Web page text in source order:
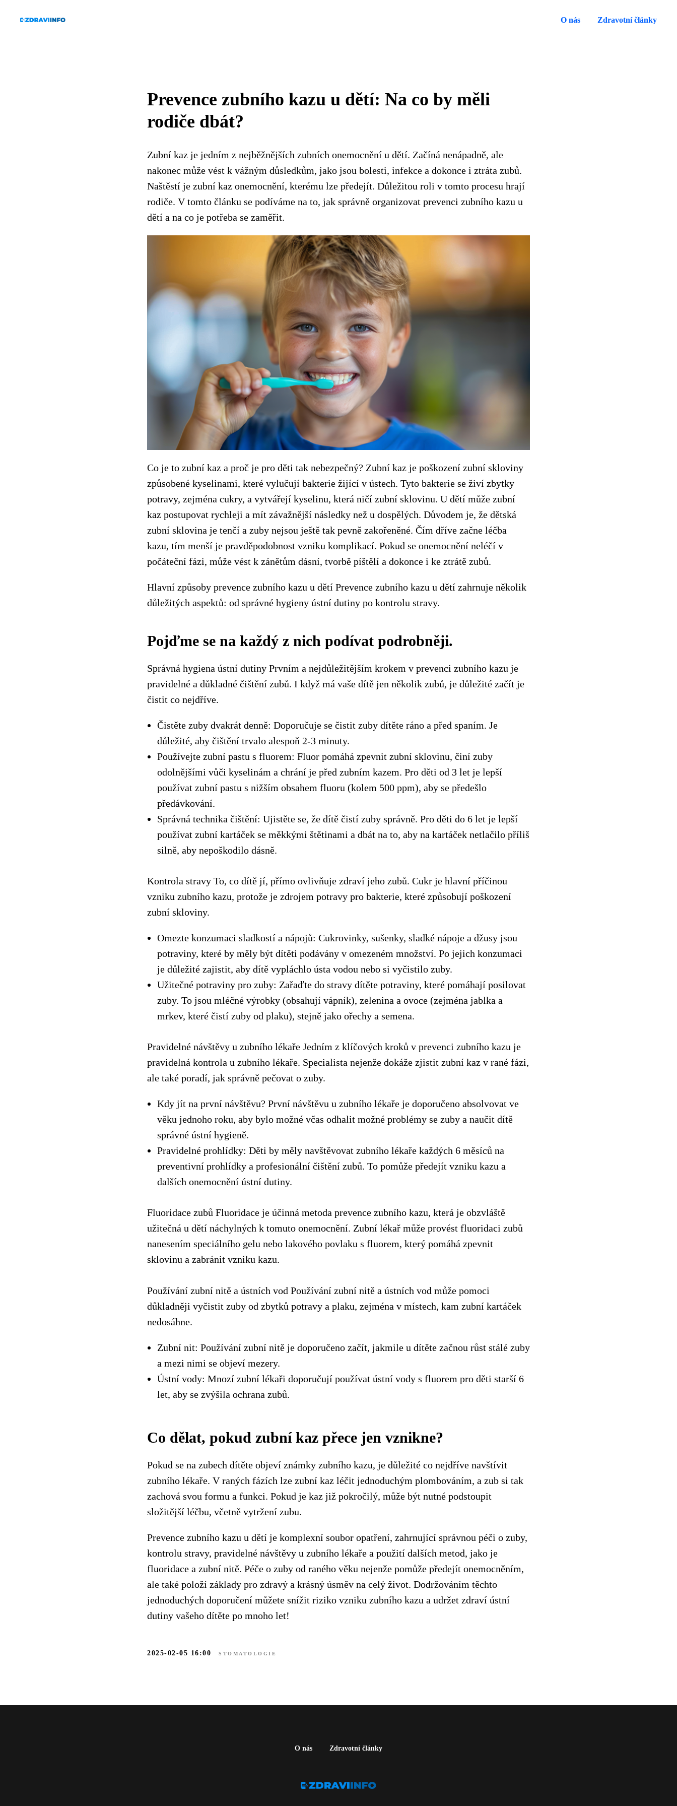
O nás Zdravotní články
Prevence zubního kazu u dětí: Na co by měli
rodiče dbát?
Zubní kaz je jedním z nejběžnějších zubních onemocnění u dětí. Začíná nenápadně, ale
nakonec může vést k vážným důsledkům, jako jsou bolesti, infekce a dokonce i ztráta zubů.
Naštěstí je zubní kaz onemocnění, kterému lze předejít. Důležitou roli v tomto procesu hrají
rodiče. V tomto článku se podíváme na to, jak správně organizovat prevenci zubního kazu u
dětí a na co je potřeba se zaměřit.
Co je to zubní kaz a proč je pro děti tak nebezpečný? Zubní kaz je poškození zubní skloviny
způsobené kyselinami, které vylučují bakterie žijící v ústech. Tyto bakterie se živí zbytky
potravy, zejména cukry, a vytvářejí kyselinu, která ničí zubní sklovinu. U dětí může zubní
kaz postupovat rychleji a mít závažnější následky než u dospělých. Důvodem je, že dětská
zubní sklovina je tenčí a zuby nejsou ještě tak pevně zakořeněné. Čím dříve začne léčba
kazu, tím menší je pravděpodobnost vzniku komplikací. Pokud se onemocnění neléčí v
počáteční fázi, může vést k zánětům dásní, tvorbě píštělí a dokonce i ke ztrátě zubů.
Hlavní způsoby prevence zubního kazu u dětí Prevence zubního kazu u dětí zahrnuje několik
důležitých aspektů: od správné hygieny ústní dutiny po kontrolu stravy.
Pojďme se na každý z nich podívat podrobněji.
Správná hygiena ústní dutiny Prvním a nejdůležitějším krokem v prevenci zubního kazu je
pravidelné a důkladné čištění zubů. I když má vaše dítě jen několik zubů, je důležité začít je
čistit co nejdříve.
Čistěte zuby dvakrát denně: Doporučuje se čistit zuby dítěte ráno a před spaním. Je
důležité, aby čištění trvalo alespoň 2-3 minuty.
Používejte zubní pastu s fluorem: Fluor pomáhá zpevnit zubní sklovinu, činí zuby
odolnějšími vůči kyselinám a chrání je před zubním kazem. Pro děti od 3 let je lepší
používat zubní pastu s nižším obsahem fluoru (kolem 500 ppm), aby se předešlo
předávkování.
Správná technika čištění: Ujistěte se, že dítě čistí zuby správně. Pro děti do 6 let je lepší
používat zubní kartáček se měkkými štětinami a dbát na to, aby na kartáček netlačilo příliš
silně, aby nepoškodilo dásně.
Kontrola stravy To, co dítě jí, přímo ovlivňuje zdraví jeho zubů. Cukr je hlavní příčinou
vzniku zubního kazu, protože je zdrojem potravy pro bakterie, které způsobují poškození
zubní skloviny.
Omezte konzumaci sladkostí a nápojů: Cukrovinky, sušenky, sladké nápoje a džusy jsou
potraviny, které by měly být dítěti podávány v omezeném množství. Po jejich konzumaci
je důležité zajistit, aby dítě vypláchlo ústa vodou nebo si vyčistilo zuby.
Užitečné potraviny pro zuby: Zařaďte do stravy dítěte potraviny, které pomáhají posilovat
zuby. To jsou mléčné výrobky (obsahují vápník), zelenina a ovoce (zejména jablka a
mrkev, které čistí zuby od plaku), stejně jako ořechy a semena.
Pravidelné návštěvy u zubního lékaře Jedním z klíčových kroků v prevenci zubního kazu je
pravidelná kontrola u zubního lékaře. Specialista nejenže dokáže zjistit zubní kaz v rané fázi,
ale také poradí, jak správně pečovat o zuby.
Kdy jít na první návštěvu? První návštěvu u zubního lékaře je doporučeno absolvovat ve
věku jednoho roku, aby bylo možné včas odhalit možné problémy se zuby a naučit dítě
správné ústní hygieně.
Pravidelné prohlídky: Děti by měly navštěvovat zubního lékaře každých 6 měsíců na
preventivní prohlídky a profesionální čištění zubů. To pomůže předejít vzniku kazu a
dalších onemocnění ústní dutiny.
Fluoridace zubů Fluoridace je účinná metoda prevence zubního kazu, která je obzvláště
užitečná u dětí náchylných k tomuto onemocnění. Zubní lékař může provést fluoridaci zubů
nanesením speciálního gelu nebo lakového povlaku s fluorem, který pomáhá zpevnit
sklovinu a zabránit vzniku kazu.
Používání zubní nitě a ústních vod Používání zubní nitě a ústních vod může pomoci
důkladněji vyčistit zuby od zbytků potravy a plaku, zejména v místech, kam zubní kartáček
nedosáhne.
Zubní nit: Používání zubní nitě je doporučeno začít, jakmile u dítěte začnou růst stálé zuby
a mezi nimi se objeví mezery.
Ústní vody: Mnozí zubní lékaři doporučují používat ústní vody s fluorem pro děti starší 6
let, aby se zvýšila ochrana zubů.
Co dělat, pokud zubní kaz přece jen vznikne?
Pokud se na zubech dítěte objeví známky zubního kazu, je důležité co nejdříve navštívit
zubního lékaře. V raných fázích lze zubní kaz léčit jednoduchým plombováním, a zub si tak
zachová svou formu a funkci. Pokud je kaz již pokročilý, může být nutné podstoupit
složitější léčbu, včetně vytržení zubu.
Prevence zubního kazu u dětí je komplexní soubor opatření, zahrnující správnou péči o zuby,
kontrolu stravy, pravidelné návštěvy u zubního lékaře a použití dalších metod, jako je
fluoridace a zubní nitě. Péče o zuby od raného věku nejenže pomůže předejít onemocněním,
ale také položí základy pro zdravý a krásný úsměv na celý život. Dodržováním těchto
jednoduchých doporučení můžete snížit riziko vzniku zubního kazu a udržet zdraví ústní
dutiny vašeho dítěte po mnoho let!
2025-02-05 16:00 STOMATOLOGIE
O nás Zdravotní články